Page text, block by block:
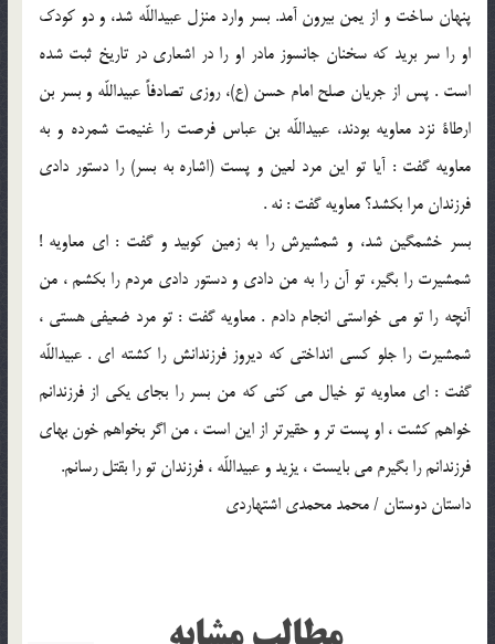
پنهان ساخت و از يمن بيرون آمد. بسر وارد منزل عبيداللّه شد، و دو كودك
او را سر بريد كه سخنان جانسوز مادر او را در اشعارى در تاريخ ثبت شده
است . پس از جريان صلح امام حسن (ع)، روزى تصادفاً عبيداللّه و بسر بن
ارطاة نزد معاويه بودند، عبيداللّه بن عباس فرصت را غنيمت شمرده و به
معاويه گفت : آيا تو اين مرد لعين و پست (اشاره به بسر) را دستور دادى
فرزندان مرا بكشد؟ معاويه گفت : نه .
بسر خشمگين شد، و شمشيرش را به زمين كوبيد و گفت : اى معاويه !
شمشيرت را بگير، تو آن را به من دادى و دستور دادى مردم را بكشم ، من
آنچه را تو مى خواستى انجام دادم . معاويه گفت : تو مرد ضعيفى هستى ،
شمشيرت را جلو كسى انداختى كه ديروز فرزندانش را كشته اى . عبيداللّه
گفت : اى معاويه تو خيال مى كنى كه من بسر را بجاى يكى از فرزندانم
خواهم كشت ، او پست تر و حقيرتر از اين است ، من اگر بخواهم خون بهاى
فرزندانم را بگيرم مى بايست ، يزيد و عبيداللّه ، فرزندان تو را بقتل رسانم.
داستان دوستان / محمد محمدي اشتهاردي